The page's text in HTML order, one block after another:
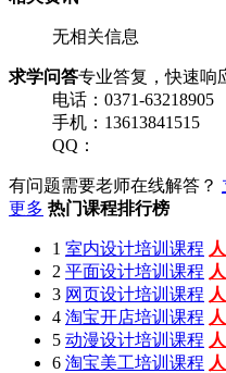
无相关信息
求学问答专业答复，快速响
电话：0371-63218905
手机：13613841515
QQ：
有问题需要老师在线解答？
更多 热门课程排行榜
1 室内设计培训课程
2 平面设计培训课程
3 网页设计培训课程
4 淘宝开店培训课程
5 动漫设计培训课程
6 淘宝美工培训课程